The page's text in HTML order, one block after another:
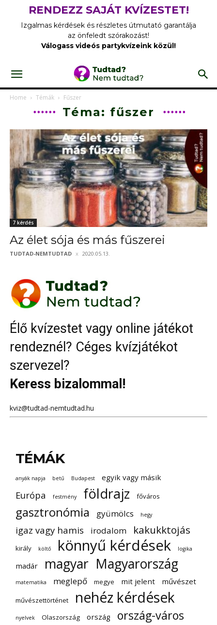
RENDEZZ SAJÁT KVÍZESTET!
Izgalmas kérdések és részletes útmutató garantálja
az önfeledt szórakozást!
Válogass videós partykvízeink közül!
Home Témák Fűszer
Téma: fűszer
7 kérdés
Az élet sója és más fűszerei
TUDTAD-NEMTUDTAD 2020.05.13.
Élő kvízestet vagy online játékot
rendeznél? Céges kvízjátékot
szervezel?
Keress bizalommal!
kviz@tudtad-nemtudtad.hu
TÉMÁK
anyák napja betű Budapest egyik vagy másik
Európa festmény földrajz főváros
gasztronómia gyümölcs hegy
igaz vagy hamis irodalom kakukktojás
király költő könnyű kérdések logika
madár magyar Magyarország
matematika meglepő megye mit jelent művészet
művészettörténet nehéz kérdések
nyelvek Olaszország ország ország-város